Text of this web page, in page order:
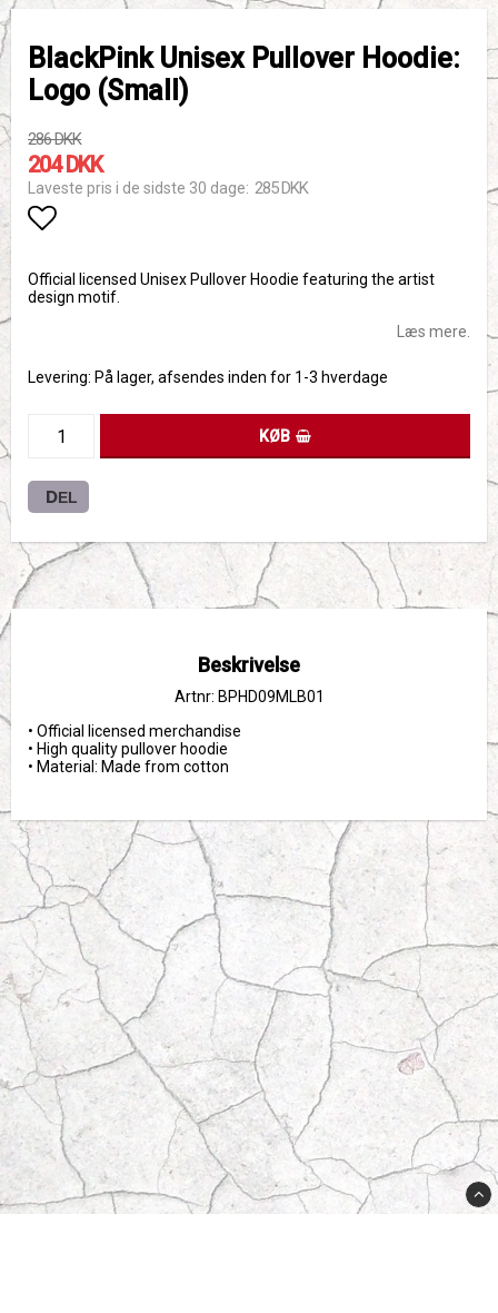
BlackPink Unisex Pullover Hoodie:
Logo (Small)
286 DKK
204 DKK
Laveste pris i de sidste 30 dage 285 DKK
Official licensed Unisex Pullover Hoodie featuring the artist
design motif.
Læs mere.
Levering: På lager, afsendes inden for 1-3 hverdage
KØB
DEL
Beskrivelse
Artnr: BPHD09MLB01
• Official licensed merchandise
• High quality pullover hoodie
• Material: Made from cotton